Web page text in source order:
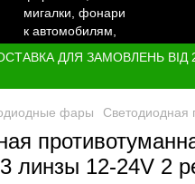
ДЛЯ ЗАМОВЛЕНЬ ВІД
фары Светодиодная
линзы 12-24V 2